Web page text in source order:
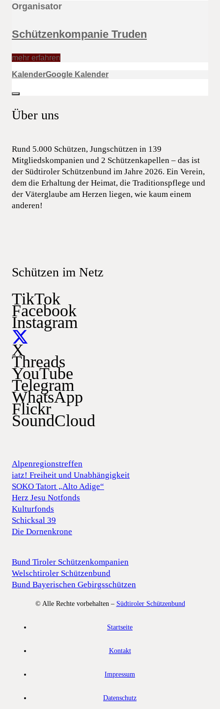
Organisator
Schützenkompanie Truden
mehr erfahren
KalenderGoogle Kalender
Über uns
Rund 5.000 Schützen, Jungschützen in 139
Mitgliedskompanien und 2 Schützenkapellen – das ist
der Südtiroler Schützenbund im Jahre 2026. Ein Verein,
dem die Erhaltung der Heimat, die Traditionspflege und
der Väterglaube am Herzen liegen, wie kaum einem
anderen!
Schützen im Netz
TikTok
Facebook
Instagram
X
Threads
YouTube
Telegram
WhatsApp
Flickr
SoundCloud
Alpenregionstreffen
iatz! Freiheit und Unabhängigkeit
SOKO Tatort „Alto Adige“
Herz Jesu Notfonds
Kulturfonds
Schicksal 39
Die Dornenkrone
Bund Tiroler Schützenkompanien
Welschtiroler Schützenbund
Bund Bayerischen Gebirgsschützen
© Alle Rechte vorbehalten – Südtiroler Schützenbund
Startseite
Kontakt
Impressum
Datenschutz